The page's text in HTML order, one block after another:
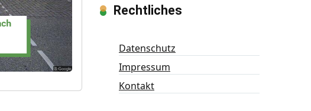
Rechtliches
Datenschutz
Impressum
Kontakt